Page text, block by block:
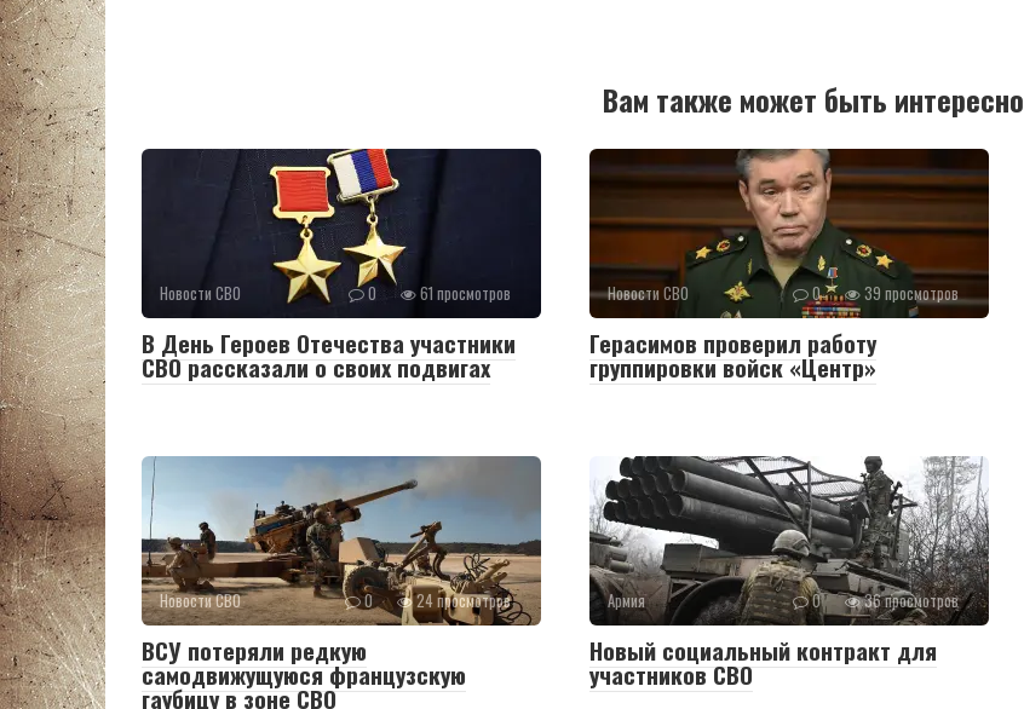
Вам также может быть интересно
Новости СВО 0 61 просмотров
В День Героев Отечества участники
СВО рассказали о своих подвигах
Новости СВО 0 39 просмотров
Герасимов проверил работу
группировки войск «Центр»
Новости СВО 0 24 просмотров
ВСУ потеряли редкую
самодвижущуюся французскую
гаубицу в зоне СВО
Армия 0 36 просмотров
Новый социальный контракт для
участников СВО